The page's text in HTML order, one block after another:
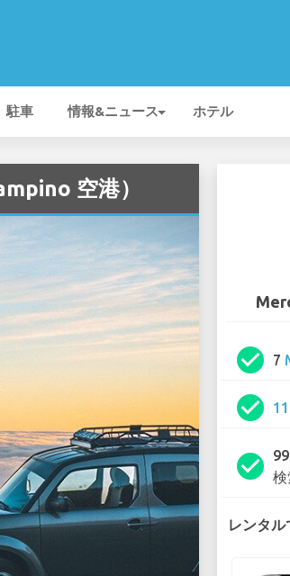
駐車 情報&ニュース ホテル
空港）
check_circle 7
check_circle
check_circle 検
レンタ